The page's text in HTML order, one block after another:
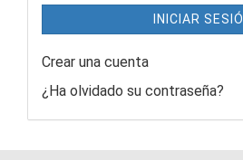
INICIAR
Crear una cuenta
¿Ha olvidado su contraseña?